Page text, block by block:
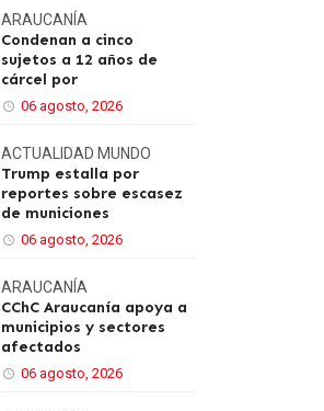
ARAUCANÍA
Condenan a cinco
sujetos a 12 años de
cárcel por
06 agosto, 2026
ACTUALIDAD MUNDO
Trump estalla por
reportes sobre escasez
de municiones
06 agosto, 2026
ARAUCANÍA
CChC Araucanía apoya a
municipios y sectores
afectados
06 agosto, 2026